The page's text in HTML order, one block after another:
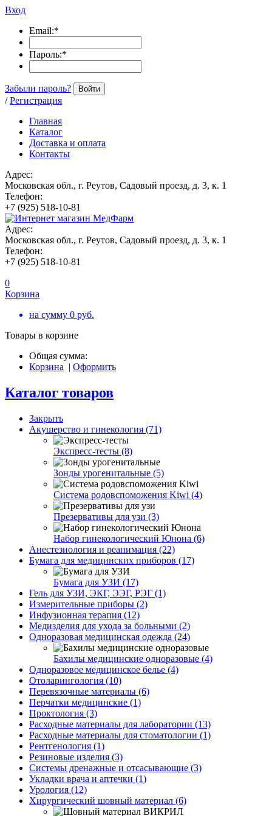
Вход
Email:*
Пароль:*
Забыли пароль? Войти
/ Регистрация
Главная
Каталог
Доставка и оплата
Контакты
Адрес:
Московская обл., г. Реутов, Садовый проезд, д. 3, к. 1
Телефон:
+7 (925) 518-10-81
Адрес:
Московская обл., г. Реутов, Садовый проезд, д. 3, к. 1
Телефон:
+7 (925) 518-10-81
0
Корзина
на сумму 0 руб.
Товары в корзине
Общая сумма:
Корзина | Оформить
Каталог товаров
Закрыть
Акушерство и гинекология (71)
Экспресс-тесты (8)
Зонды урогенитальные (5)
Система родовспоможения Kiwi (4)
Презервативы для узи (3)
Набор гинекологический Юнона (6)
Анестезиология и реанимация (22)
Бумага для медицинских приборов (17)
Бумага для УЗИ (17)
Гель для УЗИ, ЭКГ, ЭЭГ, РЭГ (1)
Измерительные приборы (2)
Инфузионная терапия (12)
Медизделия для ухода за больными (2)
Одноразовая медицинская одежда (24)
Бахилы медицинские одноразовые (4)
Одноразовое медицинское белье (4)
Отоларингология (10)
Перевязочные материалы (6)
Перчатки медицинские (1)
Проктология (3)
Расходные материалы для лаборатории (13)
Расходные материалы для стоматологии (1)
Рентгенология (1)
Резиновые изделия (3)
Системы дренажные и отсасывающие (3)
Укладки врача и аптечки (1)
Урология (12)
Хирургический шовный материал (6)